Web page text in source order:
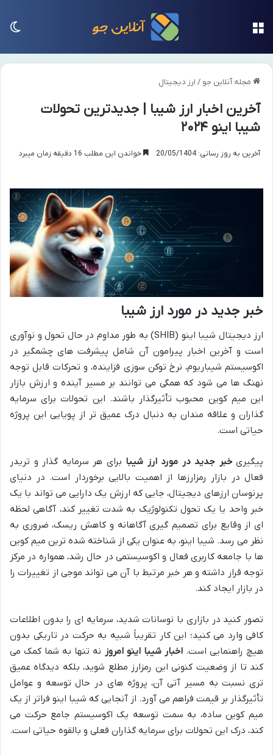
مجله آنلاین جو / ارز دیجیتال
آخرین اخبار ارز شیبا | جدیدترین تحولات
شیبا اینو ۲۰۲۴
آخرین به روز رسانی: 20/05/1404 خواندن این مطلب 16 دقیقه زمان میبرد
خبر جدید در مورد ارز شیبا
ارز دیجیتال شیبا اینو (SHIB) به طور مداوم در حال تحول و نوآوری
است و آخرین اخبار پیرامون آن شامل پیشرفت های چشمگیر در
اکوسیستم شیباریوم، نرخ توکن سوزی فزاینده، و تحرکات قابل توجه
نهنگ ها می شود که همگی می توانند بر مسیر آینده و ارزش بازار
این میم کوین محبوب تأثیرگذار باشند. این تحولات برای سرمایه
گذاران و علاقه مندان به دنبال درک عمیق تر از پویایی این پروژه
حیاتی است.
پیگیریخبر جدید در مورد ارز شیبا برای هر سرمایه گذار و تریدر
فعال در بازار رمزارزها از اهمیت بالایی برخوردار است. در دنیای
پرنوسان ارزهای دیجیتال، جایی که ارزش یک دارایی می تواند با یک
خبر واحد یا یک تحول تکنولوژیک به شدت تغییر کند، آگاهی لحظه
ای از وقایع برای تصمیم گیری آگاهانه و کاهش ریسک، ضروری به
نظر می رسد. شیبا اینو، به عنوان یکی از شناخته شده ترین میم کوین
ها با جامعه کاربری فعال و اکوسیستمی در حال رشد، همواره در مرکز
توجه قرار داشته و هر خبر مرتبط با آن می تواند موجی از تغییرات را
در بازار ایجاد کند.
تصور کنید در بازاری با نوسانات شدید، سرمایه ای را بدون اطلاعات
کافی وارد می کنید؛ این کار تقریباً شبیه به حرکت در تاریکی بدون
هیچ راهنمایی است.اخبار شیبا اینو امروز نه تنها به شما کمک می
کند تا از وضعیت کنونی این رمزارز مطلع شوید، بلکه دیدگاه عمیق
تری نسبت به مسیر آتی آن، پروژه های در حال توسعه و عوامل
تأثیرگذار بر قیمت فراهم می آورد. از آنجایی که شیبا اینو فراتر از یک
میم کوین ساده، به سمت توسعه یک اکوسیستم جامع حرکت می
کند، درک این تحولات برای سرمایه گذاران فعلی و بالقوه حیاتی است.